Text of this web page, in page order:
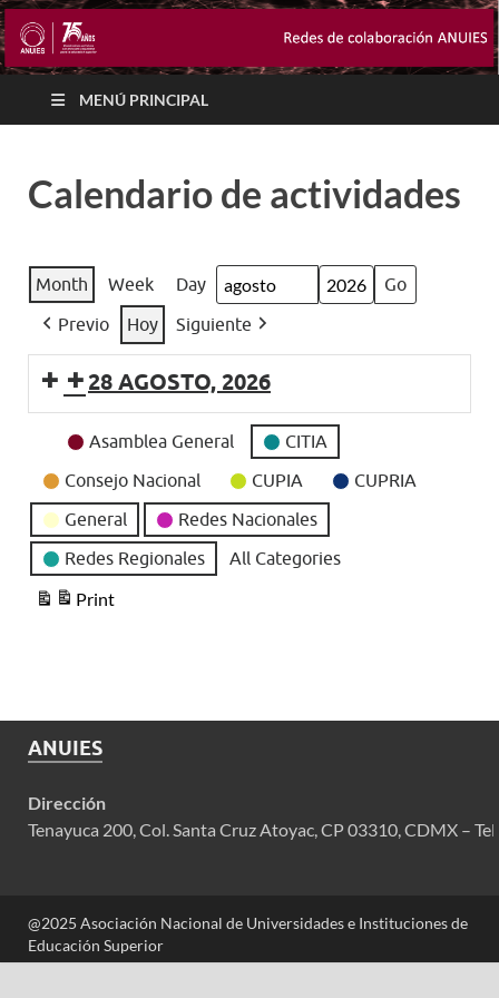
MENÚ PRINCIPAL
Calendario de actividades
Month Week Day
Month
Year
Previo Hoy Siguiente
28 AGOSTO, 2026
Event
Asamblea General
CITIA
Consejo Nacional
CUPIA
CUPRIA
General
Redes Nacionales
Redes Regionales
All Categories
Print
View
ANUIES
Dirección
Tenayuca 200, Col. Santa Cruz Atoyac, CP 03310, CDMX –
@2025 Asociación Nacional de Universidades e Instituciones de
Educación Superior